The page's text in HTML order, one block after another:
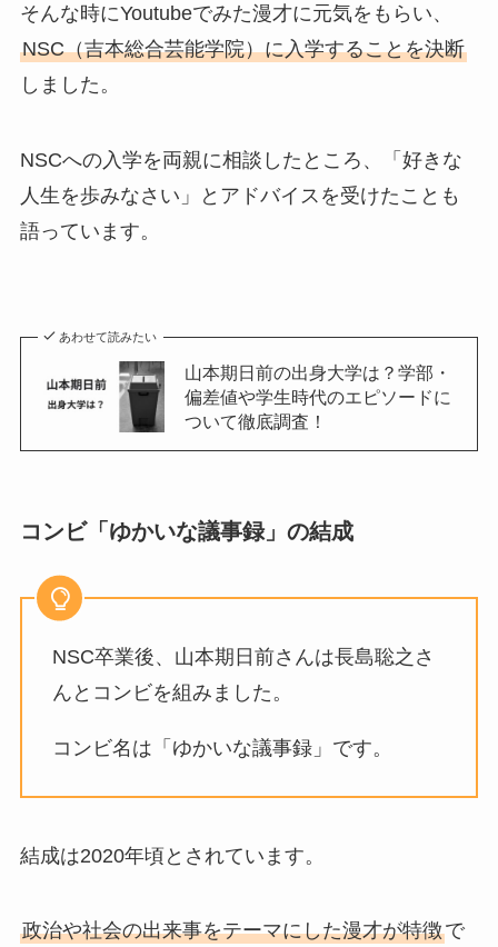
そんな時にYoutubeでみた漫才に元気をもらい、
NSC（吉本総合芸能学院）に入学することを決断
しました。
NSCへの入学を両親に相談したところ、「好きな
人生を歩みなさい」とアドバイスを受けたことも
語っています。
あわせて読みたい
山本期日前の出身大学は？学部・
偏差値や学生時代のエピソードに
ついて徹底調査！
コンビ「ゆかいな議事録」の結成
NSC卒業後、山本期日前さんは長島聡之さ
んとコンビを組みました。
コンビ名は「ゆかいな議事録」です。
結成は2020年頃とされています。
政治や社会の出来事をテーマにした漫才が特徴で